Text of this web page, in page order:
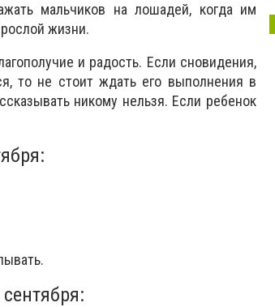
мальчиков на лошадей, когда им
жизни.
и радость. Если сновидения,
то не стоит ждать его выполнения в
никому нельзя. Если ребенок